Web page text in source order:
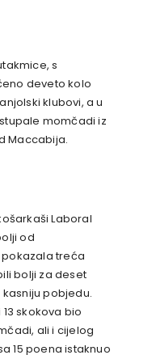
s
deveto kolo
klubovi, a u
momčadi iz
Maccabija.
Laboral
od
treća
bolji za deset
pobjedu.
skokova bio
ali i cijelog
15 poena istaknuo